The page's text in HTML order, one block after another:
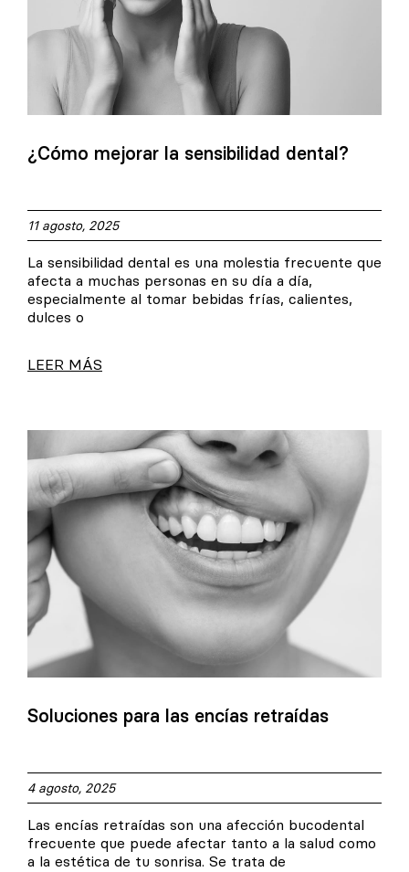
¿Cómo mejorar la sensibilidad dental?
11 agosto, 2025
La sensibilidad dental es una molestia frecuente que
afecta a muchas personas en su día a día,
especialmente al tomar bebidas frías, calientes,
dulces o
LEER MÁS
Soluciones para las encías retraídas
4 agosto, 2025
Las encías retraídas son una afección bucodental
frecuente que puede afectar tanto a la salud como
a la estética de tu sonrisa. Se trata de